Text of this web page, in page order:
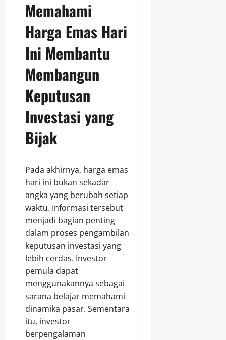
Memahami
Harga Emas Hari
Ini Membantu
Membangun
Keputusan
Investasi yang
Bijak
Pada akhirnya, harga emas
hari ini bukan sekadar
angka yang berubah setiap
waktu. Informasi tersebut
menjadi bagian penting
dalam proses pengambilan
keputusan investasi yang
lebih cerdas. Investor
pemula dapat
menggunakannya sebagai
sarana belajar memahami
dinamika pasar. Sementara
itu, investor
berpengalaman